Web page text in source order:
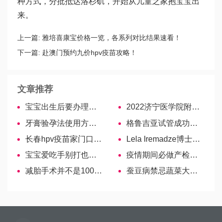
来。
上一篇: 雅培喜康宝价格一览，各系列对比结果速看！
下一篇: 赴澳门预约九价hpv疫苗攻略！
文章推荐
宝宝出生后要办理哪些证件
2022济宁医学院附属医院供精试管婴儿指引（附流程与费用）
牙膏验孕法使用方法全解析，4步保证效果准确性
格鲁吉亚试管成功率并不低，未成功需查明原因对症治疗
长春hpv疫苗家门口可接种，切勿听信黄牛！
Lela Iremadze博士——欧洲生殖与胚胎学会成员
宝宝爱吃手别打也别骂，掌握7个小妙招戒掉轻松又彻底
疫情期间必做产检项目汇总，送你一份防护指南！
减胎手术并不是100%无风险，对另一个胎儿的影响要清楚-哈萨克斯坦试管婴儿
蚕豆病禁忌蔬菜大盘点，不能吃的除了蚕豆还有它们